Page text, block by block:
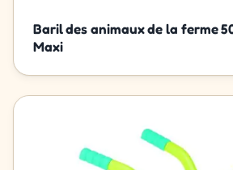
Baril des animaux de la ferme
Maxi